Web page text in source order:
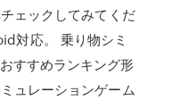
ェックしてみてくだ
対応。 乗り物シミ
すすめランキング形
ュレーションゲーム